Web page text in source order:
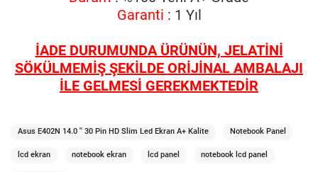
Garanti : 1 Yıl
İADE DURUMUNDA ÜRÜNÜN, JELATİNİ
SÖKÜLMEMİŞ ŞEKİLDE ORİJİNAL AMBALAJI
İLE GELMESİ GEREKMEKTEDİR
Asus E402N 14.0 '' 30 Pin HD Slim Led Ekran A+ Kalite Notebook Panel
lcd ekran notebook ekran lcd panel notebook lcd panel